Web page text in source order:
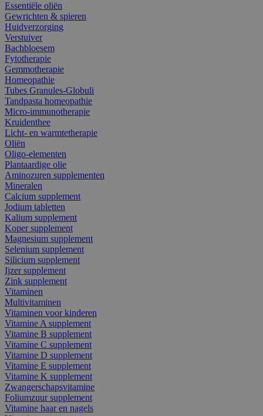
Essentiële oliën
Gewrichten & spieren
Huidverzorging
Verstuiver
Bachbloesem
Fytotherapie
Gemmotherapie
Homeopathie
Tubes Granules-Globuli
Tandpasta homeopathie
Micro-immunotherapie
Kruidenthee
Licht- en warmtetherapie
Oliën
Oligo-elementen
Plantaardige olie
Aminozuren supplementen
Mineralen
Calcium supplement
Jodium tabletten
Kalium supplement
Koper supplement
Magnesium supplement
Selenium supplement
Silicium supplement
Ijzer supplement
Zink supplement
Vitaminen
Multivitaminen
Vitaminen voor kinderen
Vitamine A supplement
Vitamine B supplement
Vitamine C supplement
Vitamine D supplement
Vitamine E supplement
Vitamine K supplement
Zwangerschapsvitamine
Foliumzuur supplement
Vitamine haar en nagels